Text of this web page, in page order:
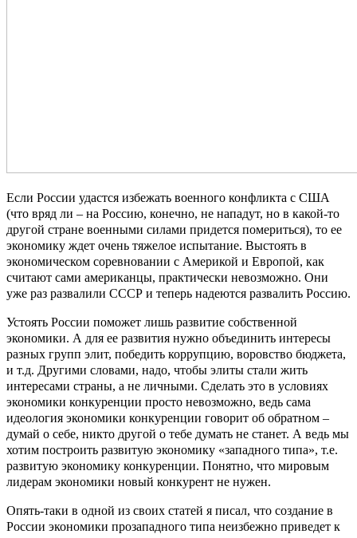
Если России удастся избежать военного конфликта с США
(что вряд ли – на Россию, конечно, не нападут, но в какой-то
другой стране военными силами придется помериться), то ее
экономику ждет очень тяжелое испытание. Выстоять в
экономическом соревновании с Америкой и Европой, как
считают сами американцы, практически невозможно. Они
уже раз развалили СССР и теперь надеются развалить Россию.
Устоять России поможет лишь развитие собственной
экономики. А для ее развития нужно объединить интересы
разных групп элит, победить коррупцию, воровство бюджета,
и т.д. Другими словами, надо, чтобы элиты стали жить
интересами страны, а не личными. Сделать это в условиях
экономики конкуренции просто невозможно, ведь сама
идеология экономики конкуренции говорит об обратном –
думай о себе, никто другой о тебе думать не станет. А ведь мы
хотим построить развитую экономику «западного типа», т.е.
развитую экономику конкуренции. Понятно, что мировым
лидерам экономики новый конкурент не нужен.
Опять-таки в одной из своих статей я писал, что создание в
России экономики прозападного типа неизбежно приведет к